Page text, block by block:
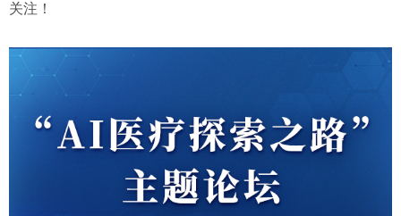
关注！